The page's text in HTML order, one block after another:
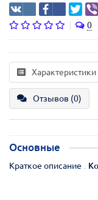
0
Характеристики
Отзывов (0)
Основные
Краткое описание